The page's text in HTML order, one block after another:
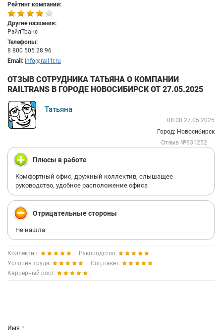
Рейтинг компании:
Другие названия:
РэйлТранс
Телефоны:
8 800 505 28 96
Email: info@rail-tr.ru
ОТЗЫВ СОТРУДНИКА ТАТЬЯНА О КОМПАНИИ
RAILTRANS В ГОРОДЕ НОВОСИБИРСК ОТ 27.05.2025
Татьяна
08:08 27.05.2025
Город: Новосибирск
Отзыв №631252
Плюсы в работе
Комфортный офис, дружный коллектив, слышащее
руководство, удобное расположение офиса
Отрицательные стороны
Не нашла
Коллектив:
Руководство:
Условия труда:
Соц.пакет:
Карьерный рост:
Имя